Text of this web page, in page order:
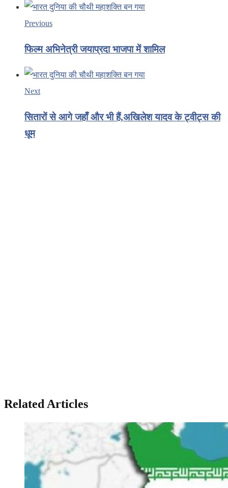
Previous
फिल्म अभिनेत्री जयाप्रदा भाजपा में शामिल
Next
सितारों से आगे जहाँ और भी हैं,अखिलेश यादव के ट्वीट्स की
धूम
Related Articles